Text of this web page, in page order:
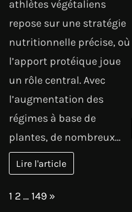
athlètes végétaliens
repose sur une stratégie
nutritionnelle précise, où
l’apport protéique joue
un rôle central. Avec
l’augmentation des
régimes à base de
plantes, de nombreux…
Lire l'article
Page:
1 2…149 Next
»